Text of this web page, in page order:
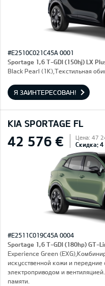
#E2510C021C45A 0001
Sportage 1,6 T-GDI (150hj) LX
Black Pearl (1K),Текстильная
Я ЗАИНТЕРЕСОВАН!
KIA SPORTAGE FL
42 576 € Цена: 47
Скидка: 4
#E2511C019C45A 0004
Sportage 1,6 T-GDI (180hp) GT-
Experience Green
искусственной кожи и
электроприводом и
памяти.